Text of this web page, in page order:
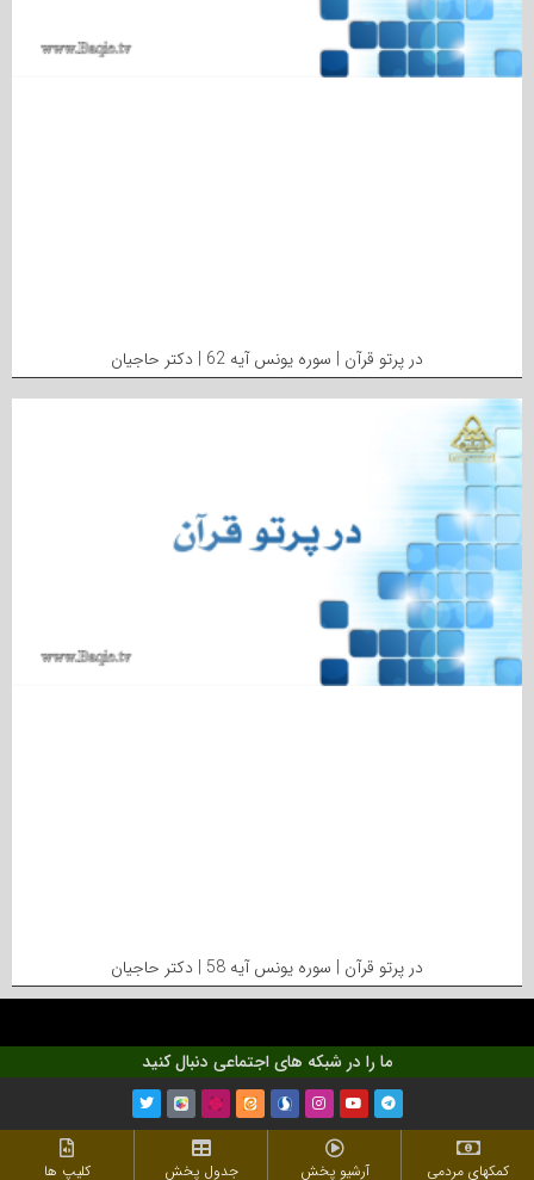
در پرتو قرآن | سوره یونس آیه 62 | دکتر حاجیان
در پرتو قرآن | سوره یونس آیه 58 | دکتر حاجیان
ما را در شبکه های اجتماعی دنبال کنید
کمکهای مردمی آرشیو پخش جدول پخش کلیپ ها